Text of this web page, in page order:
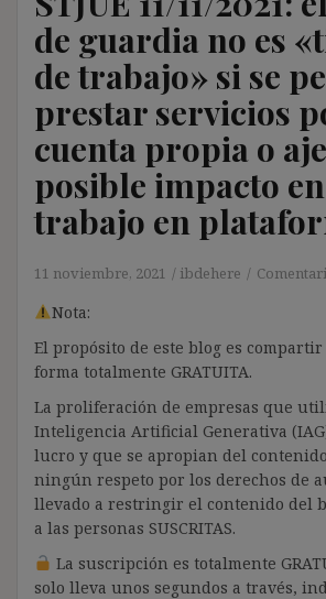
de guardia no es
de trabajo» si se
prestar servicios
cuenta propia o
posible impacto
trabajo en
11 noviembre, 2021 ibdehere
Nota:
El propósito de este blog es
forma totalmente GRATUITA.
La proliferación de empresas que
Inteligencia Artificial Generativa
lucro y que se apropian del
ningún respeto por los derechos de
llevado a restringir el contenido del
a las personas SUSCRITAS.
La suscripción es totalmente
solo lleva unos segundos a través,